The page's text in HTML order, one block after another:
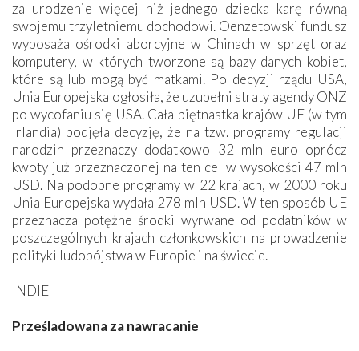
za urodzenie więcej niż jednego dziecka karę równą
swojemu trzyletniemu dochodowi. Oenzetowski fundusz
wyposaża ośrodki aborcyjne w Chinach w sprzęt oraz
komputery, w których tworzone są bazy danych kobiet,
które są lub mogą być matkami. Po decyzji rządu USA,
Unia Europejska ogłosiła, że uzupełni straty agendy ONZ
po wycofaniu się USA. Cała piętnastka krajów UE (w tym
Irlandia) podjęła decyzję, że na tzw. programy regulacji
narodzin przeznaczy dodatkowo 32 mln euro oprócz
kwoty już przeznaczonej na ten cel w wysokości 47 mln
USD. Na podobne programy w 22 krajach, w 2000 roku
Unia Europejska wydała 278 mln USD. W ten sposób UE
przeznacza potężne środki wyrwane od podatników w
poszczególnych krajach członkowskich na prowadzenie
polityki ludobójstwa w Europie i na świecie.
INDIE
Prześladowana za nawracanie